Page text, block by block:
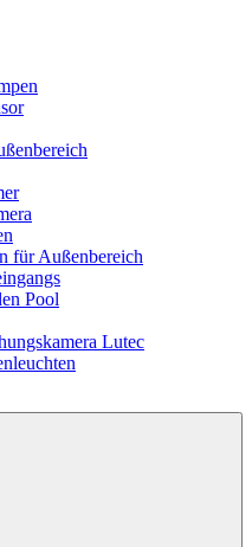
für Außenbereich
Pool
Lutec